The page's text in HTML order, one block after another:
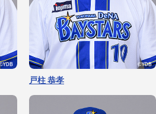
小園 健太
戸柱 恭孝